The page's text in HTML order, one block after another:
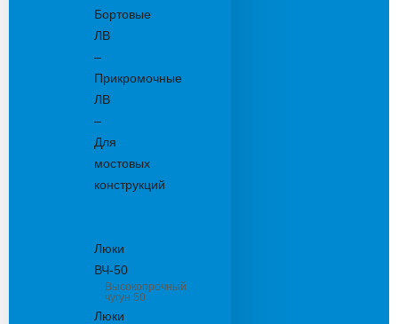
Бортовые
ЛВ
–
Прикромочные
ЛВ
–
Для
мостовых
конструкций
Люки
ВЧ-50
Высокопрочный
чугун 50
Люки